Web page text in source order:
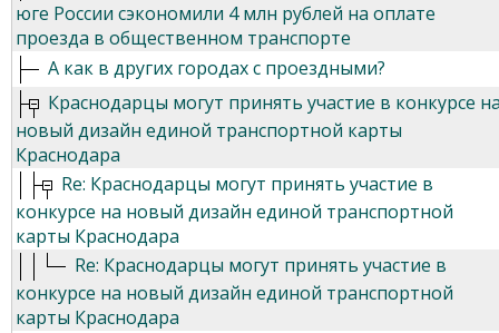
юге России сэкономили 4 млн рублей на оплате
проезда в общественном транспорте
А как в других городах с проездными?
Краснодарцы могут принять участие в конкурсе
новый дизайн единой транспортной карты
Краснодара
Re: Краснодарцы могут принять участие в
конкурсе на новый дизайн единой транспортной
карты Краснодара
Re: Краснодарцы могут принять участие в
конкурсе на новый дизайн единой транспортной
карты Краснодара